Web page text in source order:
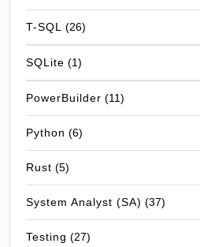
T-SQL (26)
SQLite (1)
PowerBuilder (11)
Python (6)
Rust (5)
System Analyst (SA) (37)
Testing (27)